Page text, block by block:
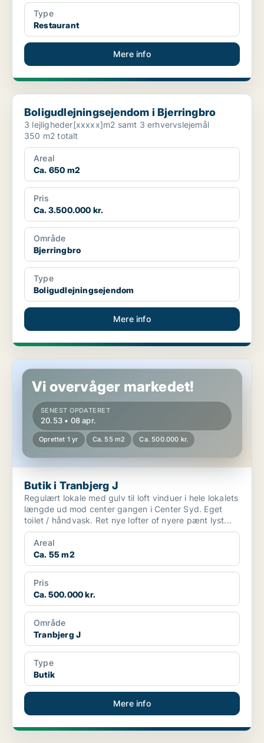
Type
Restaurant
Mere info
Boligudlejningsejendom i Bjerringbro
Boligudlejningsejendom i Bjerringbro
3 lejligheder[xxxxx]m2 samt 3 erhvervslejemål
350 m2 totalt
Areal
Ca. 650 m2
Pris
Ca. 3.500.000 kr.
Område
Bjerringbro
Type
Boligudlejningsejendom
Mere info
Butik i Tranbjerg J
Vi overvåger markedet!
SENEST OPDATERET
20.53 • 08 apr.
Oprettet 1 yr Ca. 55 m2 Ca. 500.000 kr.
Butik i Tranbjerg J
Regulært lokale med gulv til loft vinduer i hele lokalets
længde ud mod center gangen i Center Syd. Eget
toilet / håndvask. Ret nye lofter of nyere pænt lyst...
Areal
Ca. 55 m2
Pris
Ca. 500.000 kr.
Område
Tranbjerg J
Type
Butik
Mere info